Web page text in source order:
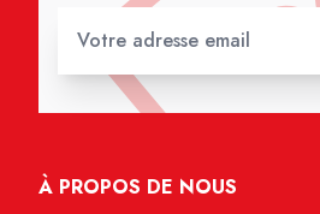
À PROPOS DE NOUS